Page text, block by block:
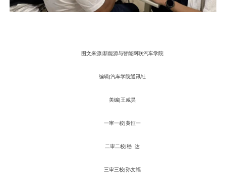
图文来源|新能源与智能网联汽车学院
编辑|汽车学院通讯社
美编|王咸昊
一审一校|黄恒一
二审二校|嵇 达
三审三校|孙文福